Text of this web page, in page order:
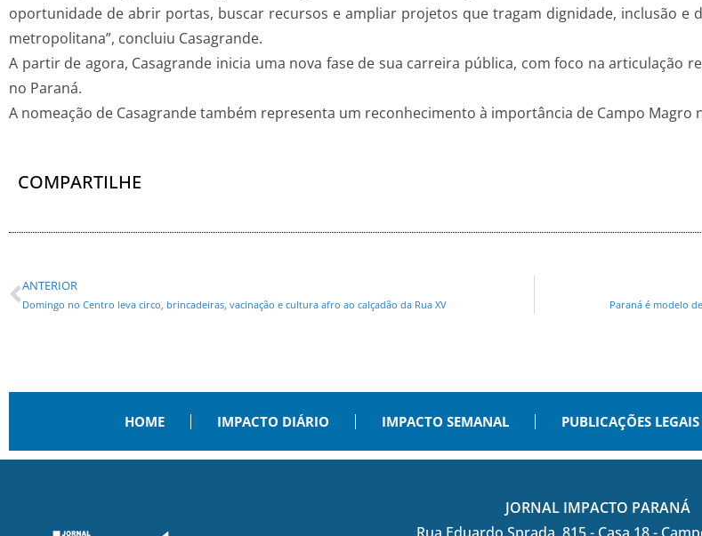
oportunidade de abrir portas, buscar recursos e ampliar projetos que tragam dignidade, inclusão e
metropolitana”, concluiu Casagrande.
A partir de agora, Casagrande inicia uma nova fase de sua carreira pública, com foco na articulação
no Paraná.
A nomeação de Casagrande também representa um reconhecimento à importância de Campo Magro
COMPARTILHE
ANTERIOR
Domingo no Centro leva circo, brincadeiras, vacinação e cultura afro ao calçadão da Rua XV Paraná é modelo
HOME IMPACTO DIÁRIO IMPACTO SEMANAL PUBLICAÇÕES LEGAIS
JORNAL IMPACTO PARANÁ